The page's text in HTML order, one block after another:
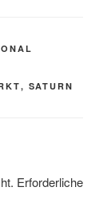
, SATURN
Erforderliche